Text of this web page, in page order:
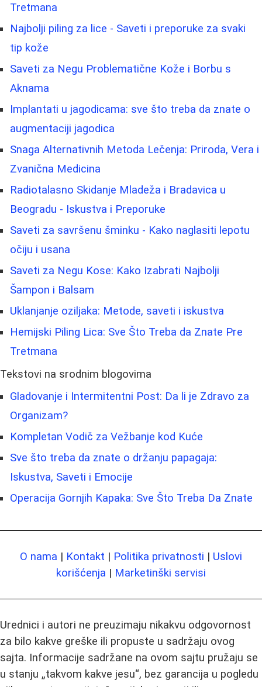
Tretmana
Najbolji piling za lice - Saveti i preporuke za svaki
tip kože
Saveti za Negu Problematične Kože i Borbu s
Aknama
Implantati u jagodicama: sve što treba da znate o
augmentaciji jagodica
Snaga Alternativnih Metoda Lečenja: Priroda, Vera i
Zvanična Medicina
Radiotalasno Skidanje Mladeža i Bradavica u
Beogradu - Iskustva i Preporuke
Saveti za savršenu šminku - Kako naglasiti lepotu
očiju i usana
Saveti za Negu Kose: Kako Izabrati Najbolji
Šampon i Balsam
Uklanjanje oziljaka: Metode, saveti i iskustva
Hemijski Piling Lica: Sve Što Treba da Znate Pre
Tretmana
Tekstovi na srodnim blogovima
Gladovanje i Intermitentni Post: Da li je Zdravo za
Organizam?
Kompletan Vodič za Vežbanje kod Kuće
Sve što treba da znate o držanju papagaja:
Iskustva, Saveti i Emocije
Operacija Gornjih Kapaka: Sve Što Treba Da Znate
O nama | Kontakt | Politika privatnosti | Uslovi
korišćenja | Marketinški servisi
Urednici i autori ne preuzimaju nikakvu odgovornost
za bilo kakve greške ili propuste u sadržaju ovog
sajta. Informacije sadržane na ovom sajtu pružaju se
u stanju „takvom kakve jesu“, bez garancija u pogledu